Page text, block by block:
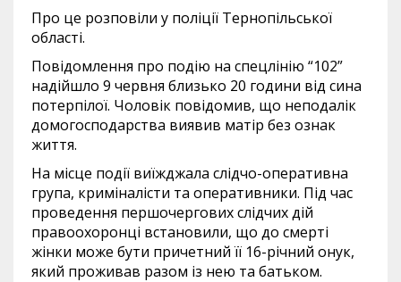
Про це розповіли у поліції Тернопільської
області.
Повідомлення про подію на спецлінію “102”
надійшло 9 червня близько 20 години від сина
потерпілої. Чоловік повідомив, що неподалік
домогосподарства виявив матір без ознак
життя.
На місце події виїжджала слідчо-оперативна
група, криміналісти та оперативники. Під час
проведення першочергових слідчих дій
правоохоронці встановили, що до смерті
жінки може бути причетний її 16-річний онук,
який проживав разом із нею та батьком.